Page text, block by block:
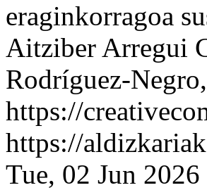
eraginkorragoa
Aitziber Arregui
Rodríguez-
https://
https://
Tue, 02 Jun